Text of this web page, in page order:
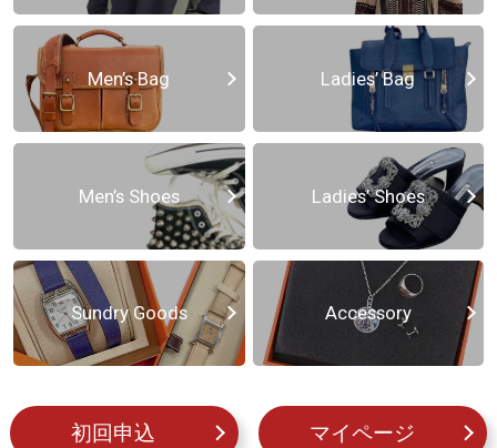
Men’s Bag Ladies’ Bag
Men’s Shoes Ladies’ Shoes
Sundry Goods Accessory
初回申込 マイページ